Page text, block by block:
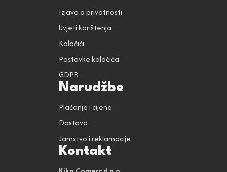
Izjava o privatnosti
Uvjeti korištenja
Kolačići
Postavke kolačića
GDPR
Narudžbe
Plaćanje i cijene
Dostava
Jamstvo i reklamacije
Kontakt